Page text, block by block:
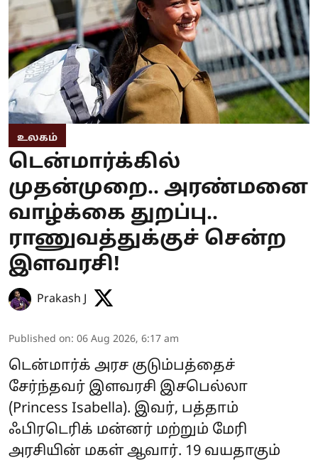
உலகம்
டென்மார்க்கில்
முதன்முறை.. அரண்மனை
வாழ்க்கை துறப்பு..
ராணுவத்துக்குச் சென்ற
இளவரசி!
Prakash J
Published on: 06 Aug 2026, 6:17 am
டென்மார்க் அரச குடும்பத்தைச்
சேர்ந்தவர் இளவரசி இசபெல்லா
(Princess Isabella). இவர், பத்தாம்
ஃபிரடெரிக் மன்னர் மற்றும் மேரி
அரசியின் மகள் ஆவார். 19 வயதாகும்